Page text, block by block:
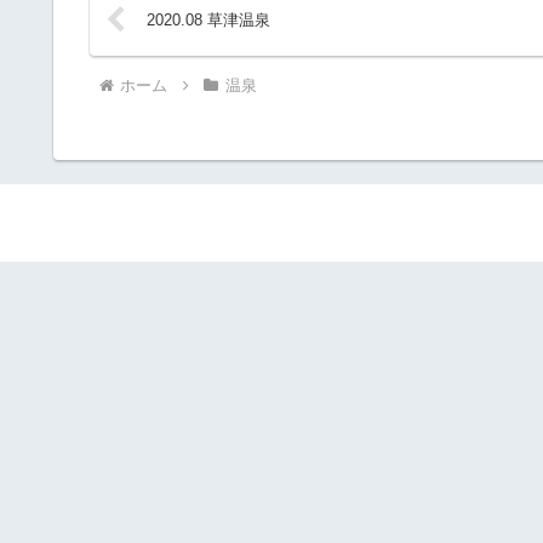
2020.08 草津温泉
ホーム 温泉